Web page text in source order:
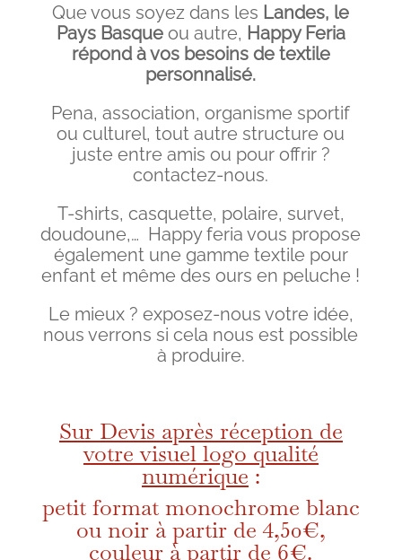
Que vous soyez dans les Landes, le
Pays Basqueou autre, Happy Feria
répond à vos besoins de textile
personnalisé.
Pena, association, organisme sportif
ou culturel, tout autre structure ou
juste entre amis ou pour offrir ?
contactez-nous.
T-shirts, casquette, polaire, survet,
doudoune,… Happy feria vous propose
également une gamme textile pour
enfant et même des ours en peluche !
Le mieux ? exposez-nous votre idée,
nous verrons si cela nous est possible
à produire.
Sur Devis après réception de
votre visuel logo qualité
numérique :
petit format monochrome blanc
ou noir à partir de 4,50€,
couleur à partir de 6€.